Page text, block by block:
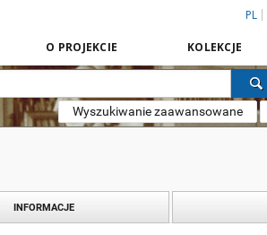
PL
O PROJEKCIE KOLEKCJE
Wyszukiwanie zaawansowane
INFORMACJE